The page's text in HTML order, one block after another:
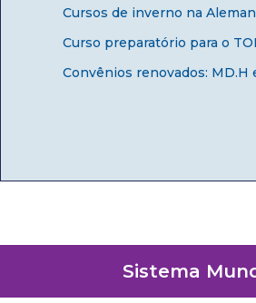
Cursos de inverno na
Curso preparatório para o
Convênios renovados:
Sistema